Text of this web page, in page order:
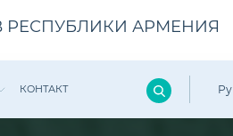
АРМЕНИЯ
КОНТАКТ Ру